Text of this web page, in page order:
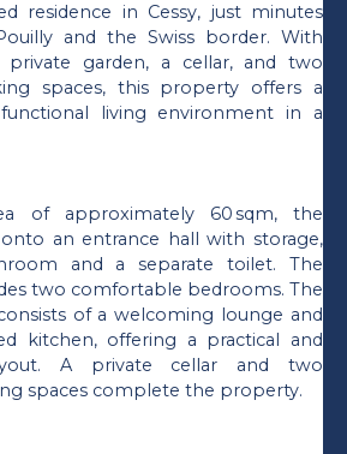
residence in Cessy, just minutes
and the Swiss border. With
garden, a cellar, and two
spaces, this property offers a
living environment in a
of approximately 60 sqm, the
an entrance hall with storage,
and a separate toilet. The
two comfortable bedrooms. The
of a welcoming lounge and
kitchen, offering a practical and
A private cellar and two
spaces complete the property.